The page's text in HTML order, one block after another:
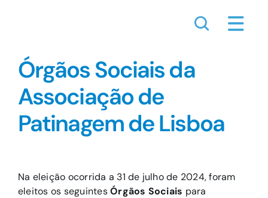
Órgãos Sociais da
Associação de
Patinagem de Lisboa
Na eleição ocorrida a 31 de julho de 2024, foram
eleitos os seguintesÓrgãos Sociais para